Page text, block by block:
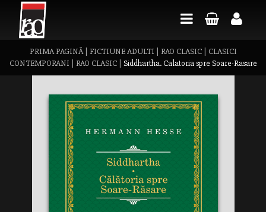
PRIMA PAGINĂ| FICTIUNE ADULTI RAO CLASIC| CLASICI
CONTEMPORANI
RAO CLASIC| Siddhartha. Calatoria spre Soare-Rasare